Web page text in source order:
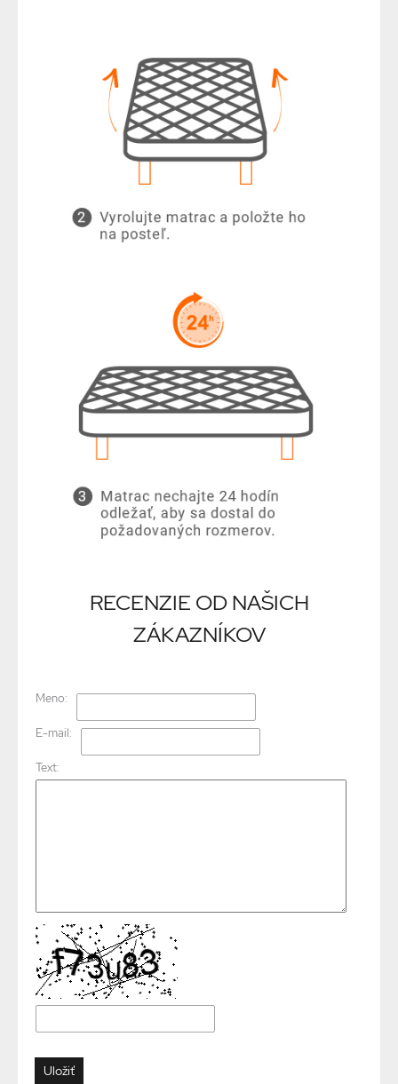
RECENZIE OD NAŠICH
ZÁKAZNÍKOV
Meno:
E-mail:
Text: